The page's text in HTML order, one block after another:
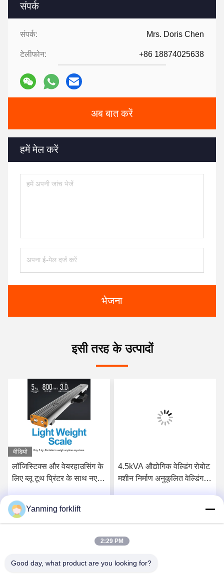
संपर्क
संपर्क: Mrs. Doris Chen
टेलीफोन: +86 18874025638
अब बात करें
हमें मेल करें
भेजना
इसी तरह के उत्पादों
वीडियो
लॉजिस्टिक्स और वेयरहाउसिंग के
लिए ब्लू टूथ प्रिंटर के साथ नए
सर्वोत्तम मूल्य प्राप्त करें
4.5kVA औद्योगिक वेल्डिंग रोबोट
मशीन निर्माण अनुकूलित वेल्डिंग
Yanming forklift
2:29 PM
Good day, what product are you looking for?